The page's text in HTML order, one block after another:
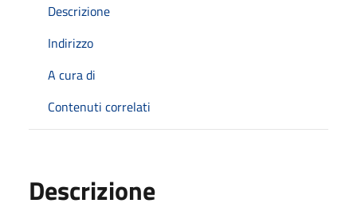
Descrizione
Indirizzo
A cura di
Contenuti correlati
Descrizione